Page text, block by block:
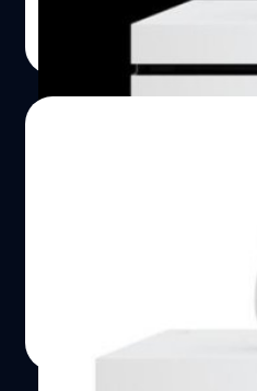
วงศกร ปฐมชัยวัฒน์| 3656 days
ไมโครซอฟท์กำหนดวั
ตัวเล็กบางลง ราคาถู
สื้นสุดการรอคอย ประกาศวั
| 3670 days